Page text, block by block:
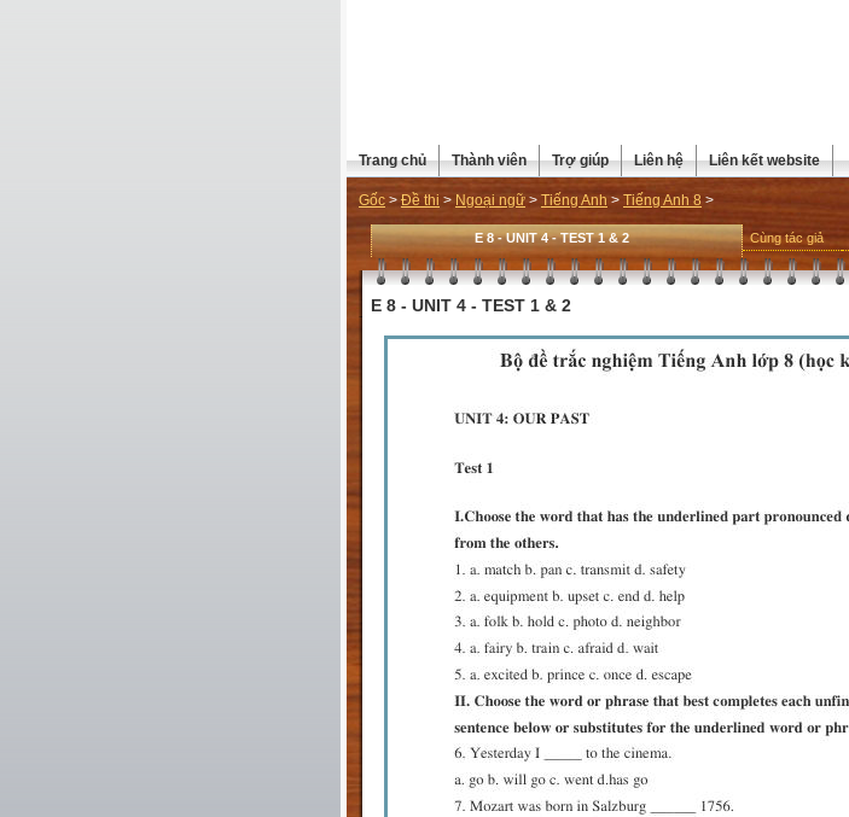
Trang chủ Thành viên Trợ giúp Liên hệ Liên kết website
Gốc > Đề thi > Ngoại ngữ > Tiếng Anh > Tiếng Anh 8 >
E 8 - UNIT 4 - TEST 1 & 2 Cùng tác giả
E 8 - UNIT 4 - TEST 1 & 2